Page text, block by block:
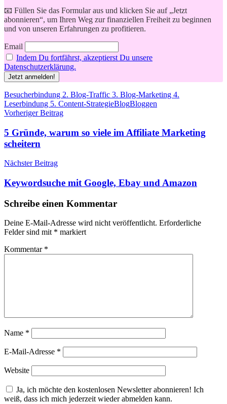
📧 Füllen Sie das Formular aus und klicken Sie auf „Jetzt
abonnieren“, um Ihren Weg zur finanziellen Freiheit zu beginnen
und von unseren Erfahrungen zu profitieren.
Email
Indem Du fortfährst, akzeptierst Du unsere
Datenschutzerklärung.
Schlagwörter
Besucherbindung 2. Blog-Traffic 3. Blog-Marketing 4.
Leserbindung 5. Content-StrategieBlogBloggen
Beitragsnavigation
Vorheriger Beitrag
5 Gründe, warum so viele im Affiliate Marketing
scheitern
Nächster Beitrag
Keywordsuche mit Google, Ebay und Amazon
Schreibe einen Kommentar
Deine E-Mail-Adresse wird nicht veröffentlicht. Erforderliche
Felder sind mit * markiert
Kommentar *
Name *
E-Mail-Adresse *
Website
Ja, ich möchte den kostenlosen Newsletter abonnieren! Ich
weiß, dass ich mich jederzeit wieder abmelden kann.